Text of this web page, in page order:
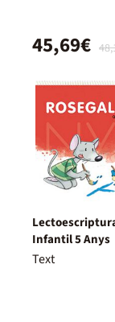
45,69€
Infantil 5 Anys
Text